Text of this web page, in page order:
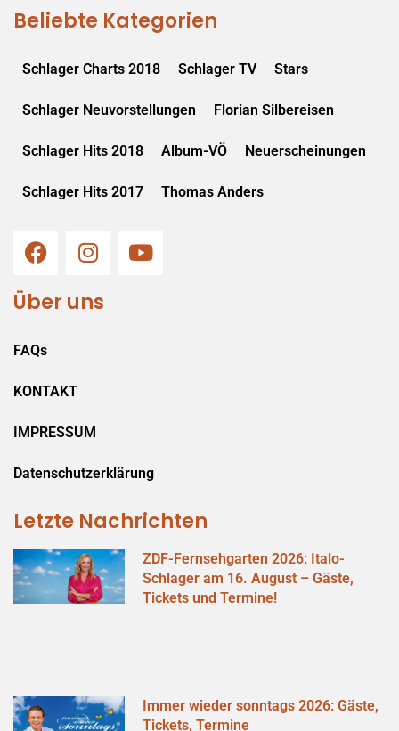
Beliebte Kategorien
Schlager Charts 2018 Schlager TV Stars
Schlager Neuvorstellungen Florian Silbereisen
Schlager Hits 2018 Album-VÖ Neuerscheinungen
Schlager Hits 2017 Thomas Anders
Über uns
FAQs
KONTAKT
IMPRESSUM
Datenschutzerklärung
Letzte Nachrichten
ZDF-Fernsehgarten 2026: Italo-
Schlager am 16. August – Gäste,
Tickets und Termine!
Immer wieder sonntags 2026: Gäste,
Tickets, Termine